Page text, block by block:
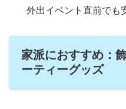
外出イベント直前でも
家派におすすめ：
ーティーグッズ